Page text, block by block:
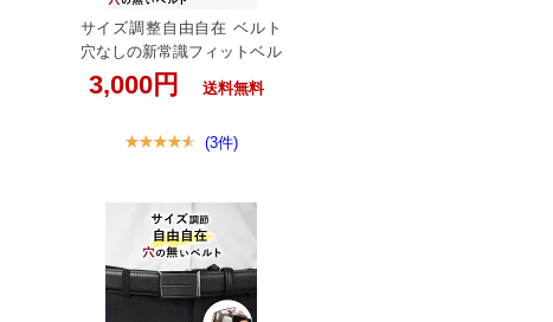
実用的
サイズ調整自由自在 ベルト
穴なしの新常識フィットベル
ト 牛革使用 質感とバックル
選べるどこでも留められる
に簡単調整 ベルト フィット
リーサイズ ブラック 黒 ジャ
ストサイズ 自分サイズ 簡単
装着 スーツ フォーマル ビジ
ネス 50代 60代 入学式 入学
3,000円 送料無料
(3件)